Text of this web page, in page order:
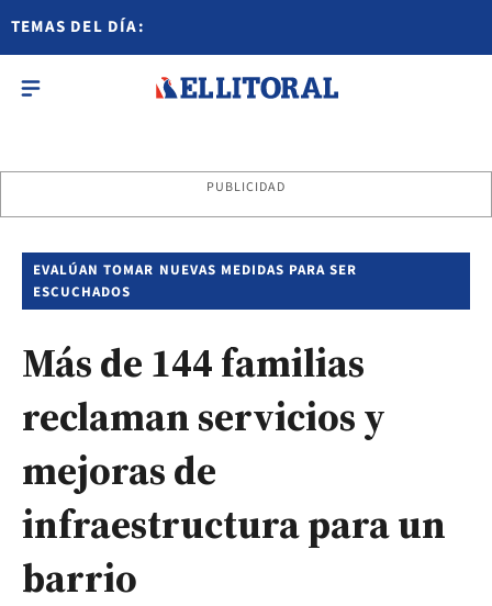
TEMAS DEL DÍA:
PUBLICIDAD
EVALÚAN TOMAR NUEVAS MEDIDAS PARA SER
ESCUCHADOS
Más de 144 familias
reclaman servicios y
mejoras de
infraestructura para un
barrio